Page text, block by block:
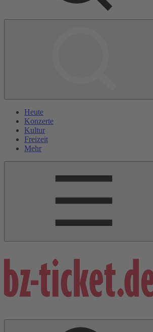
Heute
Konzerte
Kultur
Freizeit
Mehr